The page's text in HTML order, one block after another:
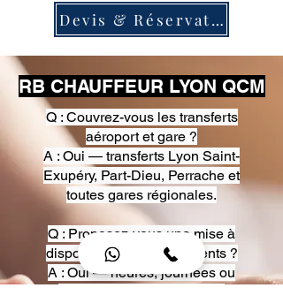
Devis & Réservation
RB CHAUFFEUR LYON QCM
Q : Couvrez-vous les transferts
aéroport et gare ?
A : Oui — transferts Lyon Saint-
Exupéry, Part-Dieu, Perrache et
toutes gares régionales.
Q : Proposez-vous une mise à
disposition pour événements ?
A : Oui — heures, journées ou